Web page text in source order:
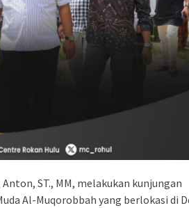
ST., MM, melakukan kunjungan
Al-Muqorobbah yang berlokasi di